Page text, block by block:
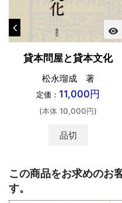
visibility
貸本問屋と貸本文化
松永瑠成 著
定価： 11,000円
(本体 10,000円)
品切
この商品をお求めのお
す。